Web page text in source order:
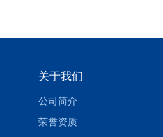
关于我们
公司简介
荣誉资质